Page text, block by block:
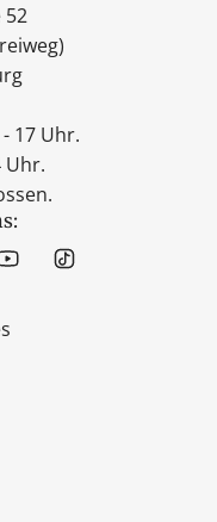
52
17 Uhr.
Uhr.